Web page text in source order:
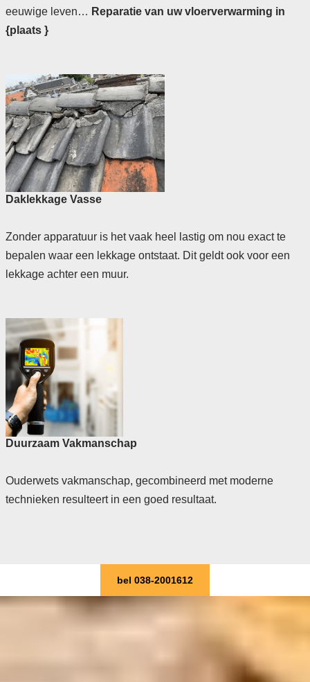
eeuwige leven… Reparatie van uw vloerverwarming in
{plaats }
Daklekkage Vasse
Zonder apparatuur is het vaak heel lastig om nou exact te
bepalen waar een lekkage ontstaat. Dit geldt ook voor een
lekkage achter een muur.
Duurzaam Vakmanschap
Ouderwets vakmanschap, gecombineerd met moderne
technieken resulteert in een goed resultaat.
bel 038-2001612